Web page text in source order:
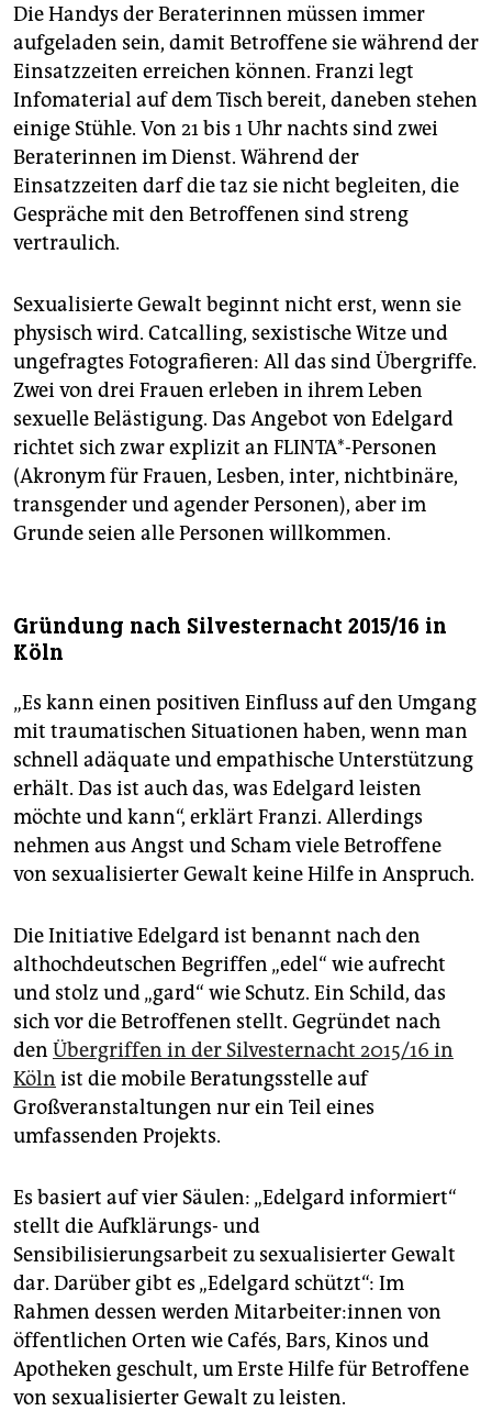
Die Handys der Beraterinnen müssen immer
aufgeladen sein, damit Betroffene sie während der
Einsatzzeiten erreichen können. Franzi legt
Infomaterial auf dem Tisch bereit, daneben stehen
einige Stühle. Von 21 bis 1 Uhr nachts sind zwei
Beraterinnen im Dienst. Während der
Einsatzzeiten darf die taz sie nicht begleiten, die
Gespräche mit den Betroffenen sind streng
vertraulich.
Sexualisierte Gewalt beginnt nicht erst, wenn sie
physisch wird. Catcalling, sexistische Witze und
ungefragtes Fotografieren: All das sind Übergriffe.
Zwei von drei Frauen erleben in ihrem Leben
sexuelle Belästigung. Das Angebot von Edelgard
richtet sich zwar explizit an FLINTA*-Personen
(Akronym für Frauen, Lesben, inter, nichtbinäre,
transgender und agender Personen), aber im
Grunde seien alle Personen willkommen.
Gründung nach Silvesternacht 2015/16 in
Köln
„Es kann einen positiven Einfluss auf den Umgang
mit traumatischen Situationen haben, wenn man
schnell adäquate und empathische Unterstützung
erhält. Das ist auch das, was Edelgard leisten
möchte und kann“, erklärt Franzi. Allerdings
nehmen aus Angst und Scham viele Betroffene
von sexualisierter Gewalt keine Hilfe in Anspruch.
Die Initiative Edelgard ist benannt nach den
althochdeutschen Begriffen „edel“ wie aufrecht
und stolz und „gard“ wie Schutz. Ein Schild, das
sich vor die Betroffenen stellt. Gegründet nach
den Übergriffen in der Silvesternacht 2015/16 in
Köln ist die mobile Beratungsstelle auf
Großveranstaltungen nur ein Teil eines
umfassenden Projekts.
Es basiert auf vier Säulen: „Edelgard informiert“
stellt die Aufklärungs- und
Sensibilisierungsarbeit zu sexualisierter Gewalt
dar. Darüber gibt es „Edelgard schützt“: Im
Rahmen dessen werden Mit­ar­bei­te­r:in­nen von
öffentlichen Orten wie Cafés, Bars, Kinos und
Apotheken geschult, um Erste Hilfe für Betroffene
von sexualisierter Gewalt zu leisten.